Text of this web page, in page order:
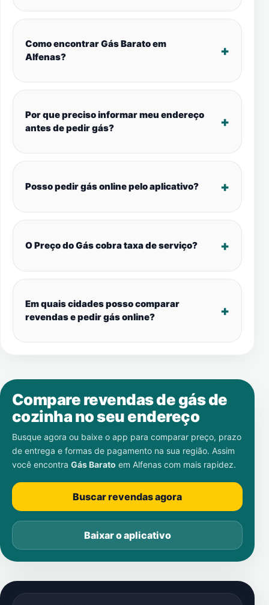
Como encontrar Gás Barato em
Alfenas?
Por que preciso informar meu endereço
antes de pedir gás?
Posso pedir gás online pelo aplicativo?
O Preço do Gás cobra taxa de serviço?
Em quais cidades posso comparar
revendas e pedir gás online?
Compare revendas de gás de
cozinha no seu endereço
Busque agora ou baixe o app para comparar preço, prazo
de entrega e formas de pagamento na sua região. Assim
você encontra Gás Barato em Alfenas com mais rapidez.
Buscar revendas agora
Baixar o aplicativo